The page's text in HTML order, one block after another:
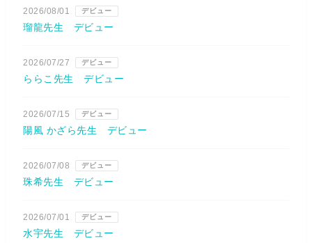
2026/08/01 デビュー
瑠龍先生 デビュー
2026/07/27 デビュー
ららこ先生 デビュー
2026/07/15 デビュー
陽風 かざら先生 デビュー
2026/07/08 デビュー
珠希先生 デビュー
2026/07/01 デビュー
水宇先生 デビュー